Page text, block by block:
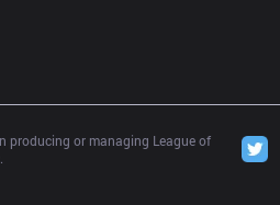
producing or managing League of